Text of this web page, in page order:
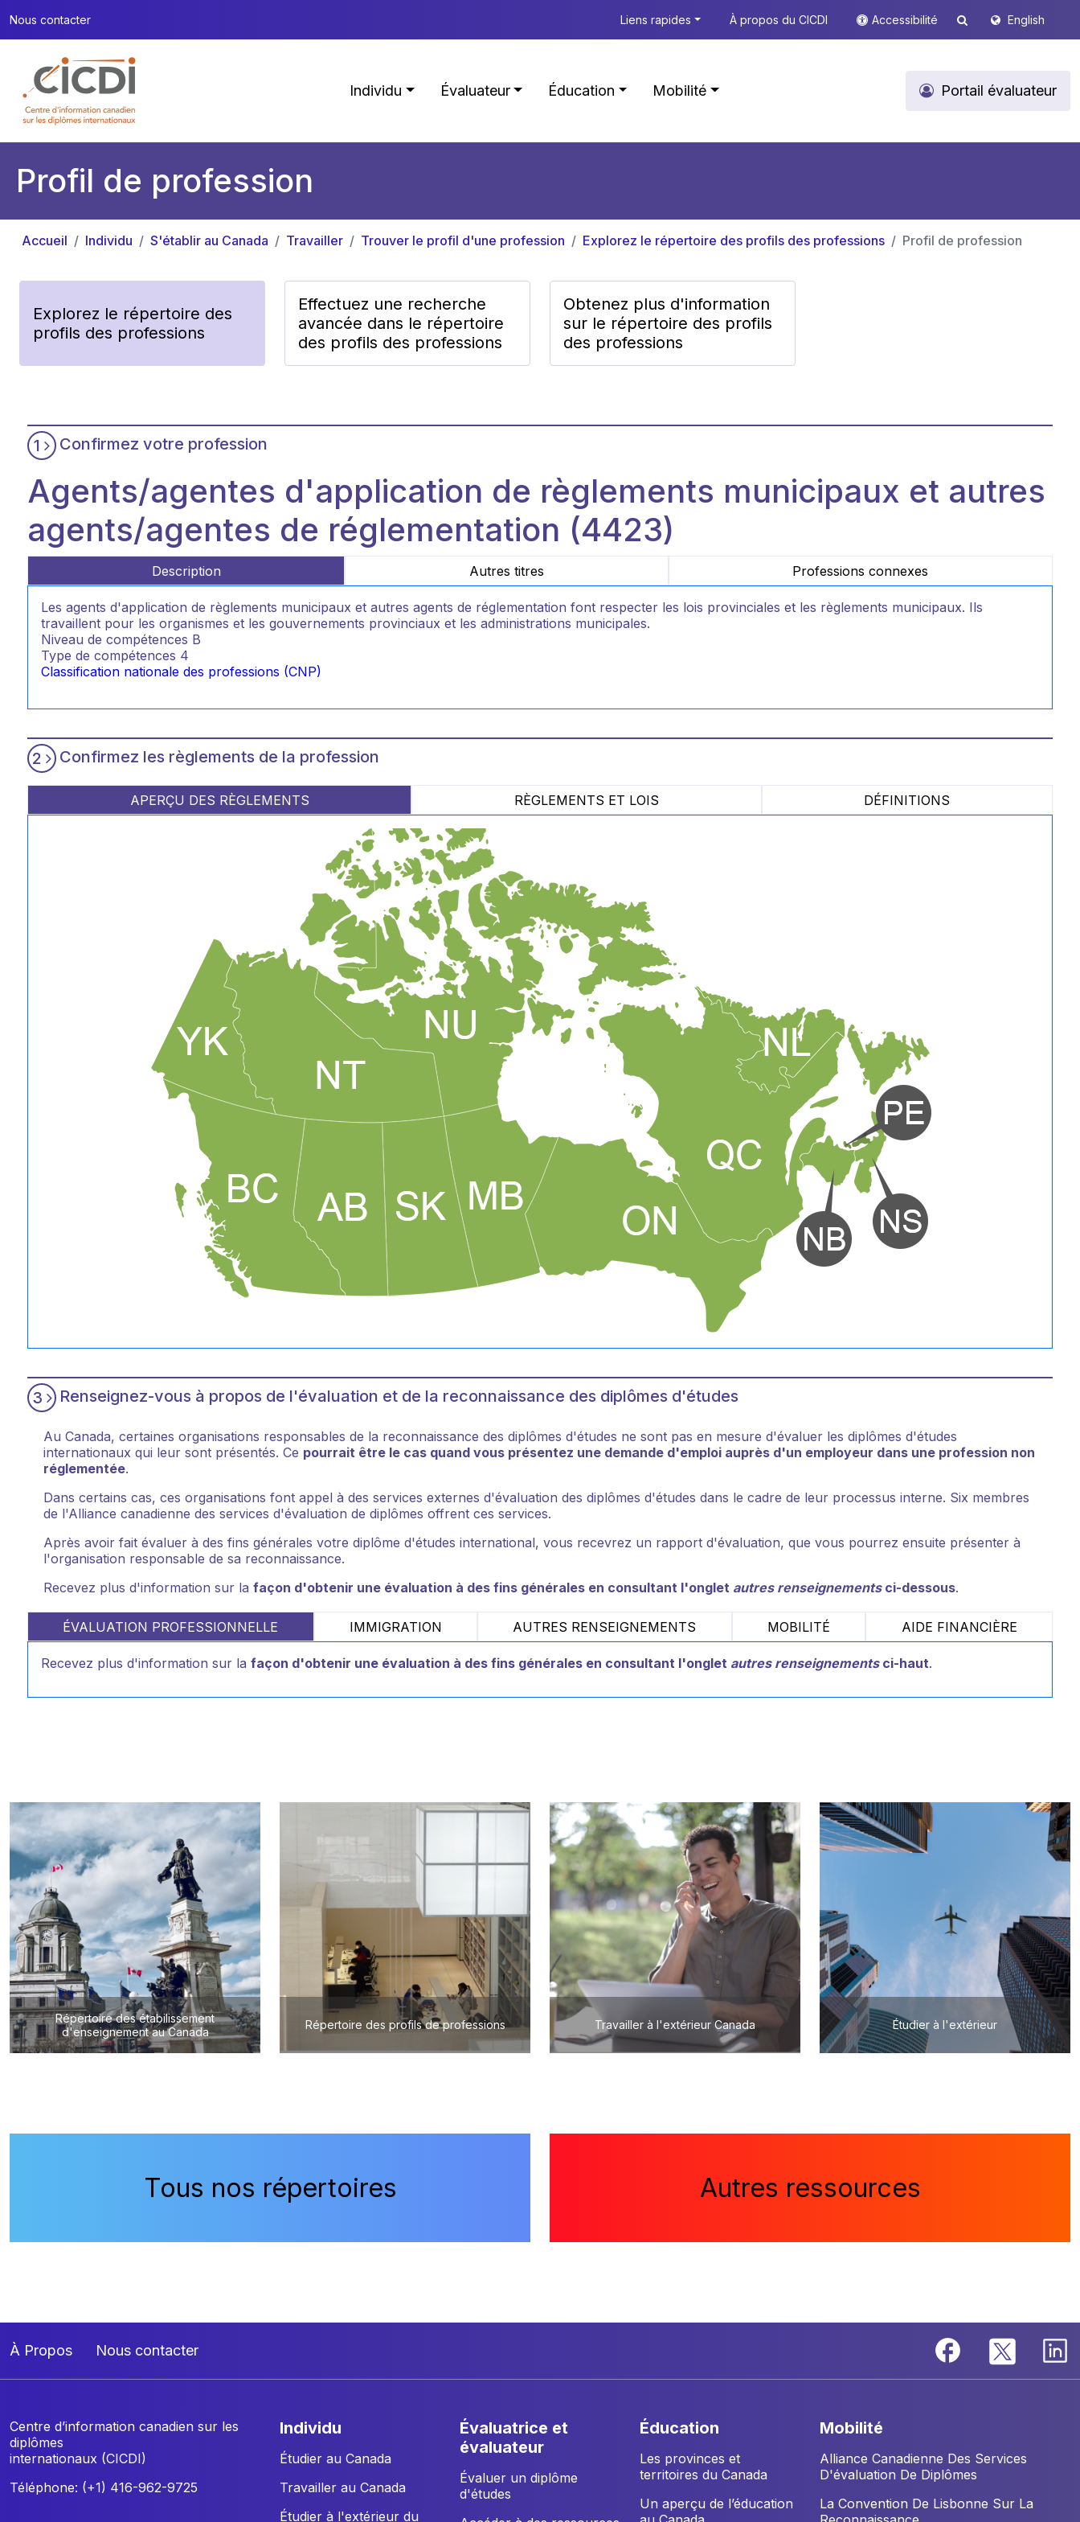
Nous contacter Liens rapides À propos du CICDI Accessibilité English
Individu Évaluateur Éducation Mobilité Portail évaluateur
Profil de profession
Accueil Individu S'établir au Canada Travailler Trouver le profil d'une profession Explorez le répertoire des profils des professions Profil de profession
Explorez le répertoire des
profils des professions
Effectuez une recherche
avancée dans le répertoire
des profils des professions
Obtenez plus d'information
sur le répertoire des profils
des professions
1 Confirmez votre profession
Agents/agentes d'application de règlements municipaux et autres
agents/agentes de réglementation (4423)
Description Autres titres Professions connexes
Les agents d'application de règlements municipaux et autres agents de réglementation font respecter les lois provinciales et les règlements municipaux. Ils
travaillent pour les organismes et les gouvernements provinciaux et les administrations municipales.
Niveau de compétences B
Type de compétences 4
Classification nationale des professions (CNP)
2 Confirmez les règlements de la profession
APERÇU DES RÈGLEMENTS RÈGLEMENTS ET LOIS DÉFINITIONS
3 Renseignez-vous à propos de l'évaluation et de la reconnaissance des diplômes d'études
Au Canada, certaines organisations responsables de la reconnaissance des diplômes d'études ne sont pas en mesure d'évaluer les diplômes d'études
internationaux qui leur sont présentés. Ce pourrait être le cas quand vous présentez une demande d'emploi auprès d'un employeur dans une profession non
réglementée.
Dans certains cas, ces organisations font appel à des services externes d'évaluation des diplômes d'études dans le cadre de leur processus interne. Six membres
de l'Alliance canadienne des services d'évaluation de diplômes offrent ces services.
Après avoir fait évaluer à des fins générales votre diplôme d'études international, vous recevrez un rapport d'évaluation, que vous pourrez ensuite présenter à
l'organisation responsable de sa reconnaissance.
Recevez plus d'information sur la façon d'obtenir une évaluation à des fins générales en consultant l'onglet autres renseignementsci-dessous.
ÉVALUATION PROFESSIONNELLE IMMIGRATION AUTRES RENSEIGNEMENTS MOBILITÉ AIDE FINANCIÈRE
Recevez plus d'information sur la façon d'obtenir une évaluation à des fins générales en consultant l'onglet autres renseignementsci-haut.
Répertoire des étabilissement
d'enseignement au Canada
Répertoire des profils de professions Travailler à l'extérieur Canada Étudier à l'extérieur
Tous nos répertoires Autres ressources
À Propos Nous contacter
Centre d’information canadien sur les
diplômes
internationaux (CICDI)
Téléphone: (+1) 416-962-9725
individu
Étudier au Canada
Travailler au Canada
Étudier à l'extérieur du
évaluatrice et
évaluateur
Évaluer un diplôme
d'études
éducation
Les provinces et
territoires du Canada
Un aperçu de l’éducation
mobilité
Alliance Canadienne Des Services
D'évaluation De Diplômes
La Convention De Lisbonne Sur La